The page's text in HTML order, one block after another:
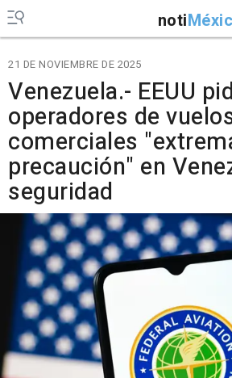
noti
21 DE NOVIEMBRE DE 2025
Venezuela.- EEUU
operadores de
comerciales
precaución" en
seguridad